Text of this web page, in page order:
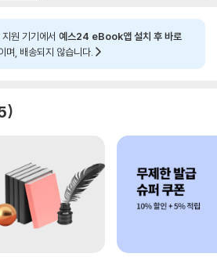
원 기기에서 예스24 eBook앱 설치 후 바로
며, 배송되지 않습니다.